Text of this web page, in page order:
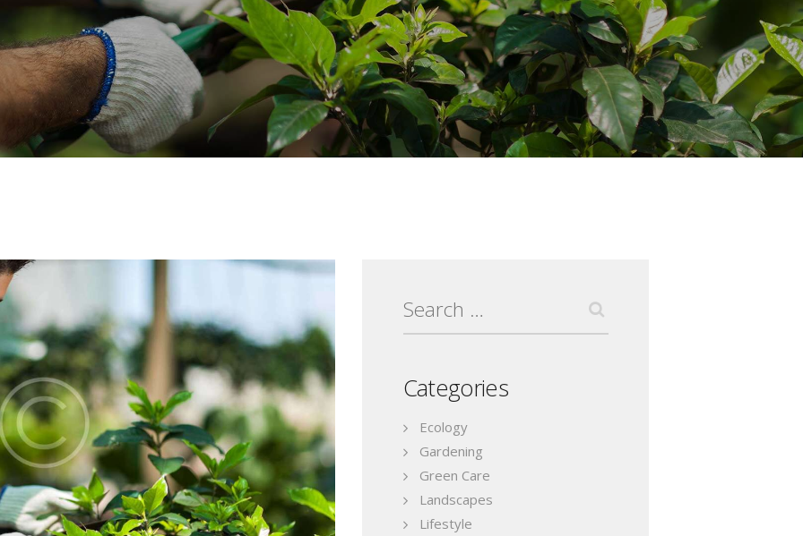
for:
Categories
Ecology
Gardening
Green Care
Landscapes
Lifestyle